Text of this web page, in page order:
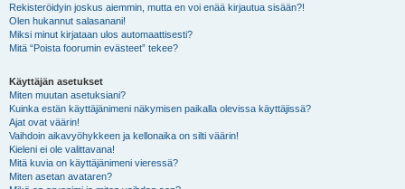
Rekisteröidyin joskus aiemmin, mutta en voi enää kirjautua sisään?!
Olen hukannut salasanani!
Miksi minut kirjataan ulos automaattisesti?
Mitä “Poista foorumin evästeet” tekee?
Käyttäjän asetukset
Miten muutan asetuksiani?
Kuinka estän käyttäjänimeni näkymisen paikalla olevissa käyttäjissä?
Ajat ovat väärin!
Vaihdoin aikavyöhykkeen ja kellonaika on silti väärin!
Kieleni ei ole valittavana!
Mitä kuvia on käyttäjänimeni vieressä?
Miten asetan avataren?